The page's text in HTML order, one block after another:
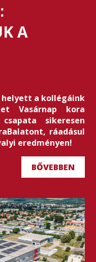
A
a kollégáink
Vasárnap kora
sikeresen
ráadásul
eredményen!
BŐVEBBEN